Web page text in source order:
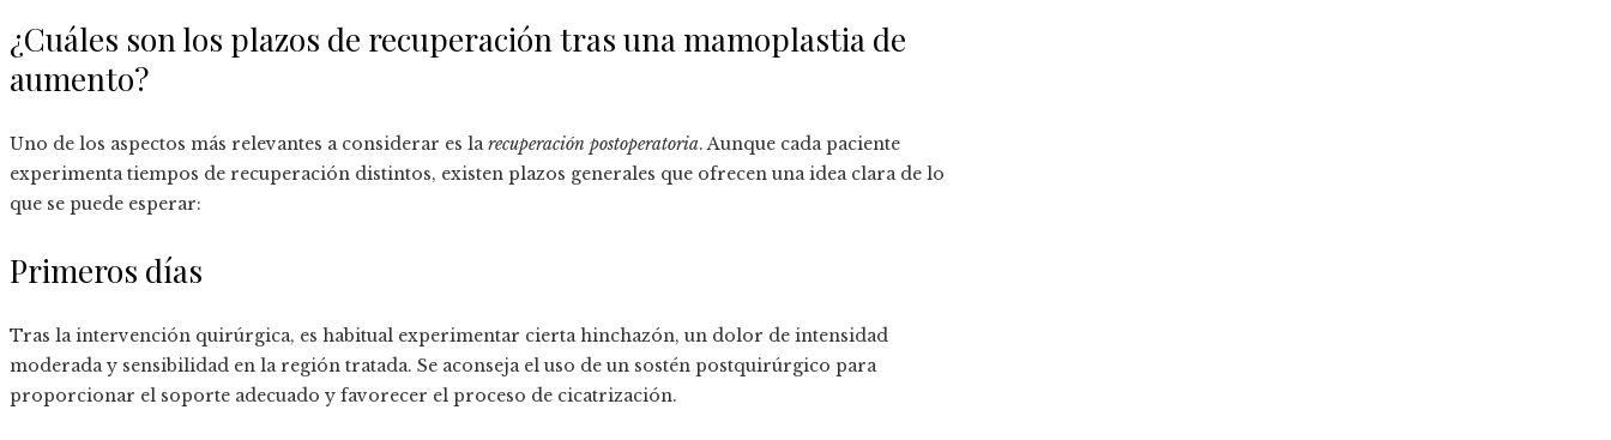
¿Cuáles son los plazos de recuperación tras una mamoplastia de
aumento?
Uno de los aspectos más relevantes a considerar es larecuperación postoperatoria. Aunque cada paciente
experimenta tiempos de recuperación distintos, existen plazos generales que ofrecen una idea clara de lo
que se puede esperar:
Primeros días
Tras la intervención quirúrgica, es habitual experimentar cierta hinchazón, un dolor de intensidad
moderada y sensibilidad en la región tratada. Se aconseja el uso de un sostén postquirúrgico para
proporcionar el soporte adecuado y favorecer el proceso de cicatrización.